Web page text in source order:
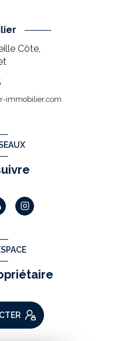
Côte,
immobilier.com